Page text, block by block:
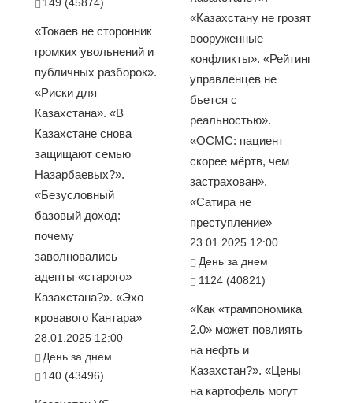
«Токаев не сторонник
громких увольнений и
публичных разборок».
«Риски для
Казахстана». «В
Казахстане снова
защищают семью
Назарбаевых?».
«Безусловный
базовый доход:
почему
заволновались
адепты «старого»
Казахстана?». «Эхо
кровавого Кантара»
28.01.2025 12:00
День за днем
140 (43496)
«Казахстану не грозят
вооруженные
конфликты». «Рейтинг
управленцев не
бьется с
реальностью».
«ОСМС: пациент
скорее мёртв, чем
застрахован».
«Сатира не
преступление»
23.01.2025 12:00
День за днем
1124 (40821)
«Как «трампономика
2.0» может повлиять
на нефть и
Казахстан?». «Цены
на картофель могут